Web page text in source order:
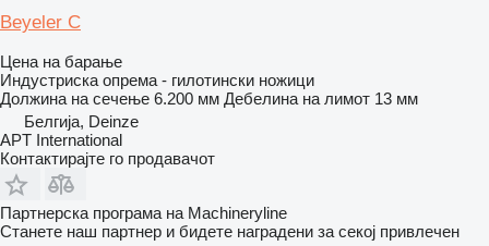
Beyeler C
Цена на барање
Индустриска опрема - гилотински ножици
Должина на сечење 6.200 мм Дебелина на лимот 13 мм
Белгија, Deinze
APT International
Контактирајте го продавачот
Партнерска програма на Machineryline
Станете наш партнер и бидете наградени за секој привлечен